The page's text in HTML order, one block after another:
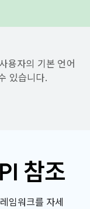
용자의 기본 언어
있습니다.
참조
임워크를 자세